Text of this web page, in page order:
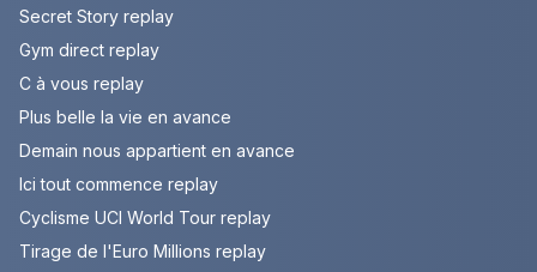
Secret Story replay
Gym direct replay
C à vous replay
Plus belle la vie en avance
Demain nous appartient en avance
Ici tout commence replay
Cyclisme UCI World Tour replay
Tirage de l'Euro Millions replay